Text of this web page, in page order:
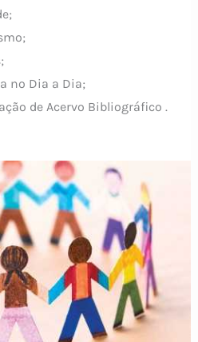
no Dia a Dia;
de Acervo Bibliográfico .